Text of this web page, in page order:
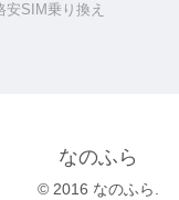
安SIM乗り換え
なのふら
© 2016 なのふら.